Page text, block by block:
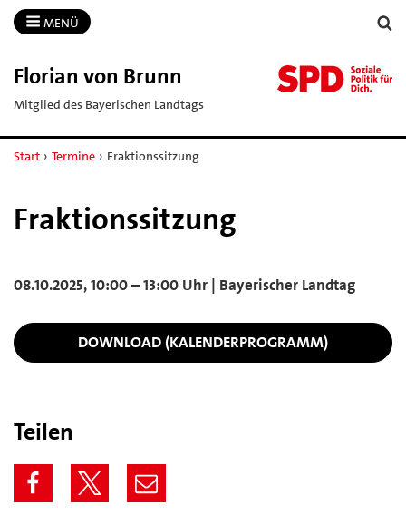
MENÜ
Florian von Brunn
Mitglied des Bayerischen Landtags
Start › Termine › Fraktionssitzung
Fraktionssitzung
08.10.2025, 10:00 – 13:00 Uhr | Bayerischer Landtag
DOWNLOAD (KALENDERPROGRAMM)
Teilen